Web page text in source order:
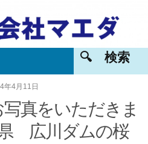
年4月11日
写真をいただきま
広川ダムの桜